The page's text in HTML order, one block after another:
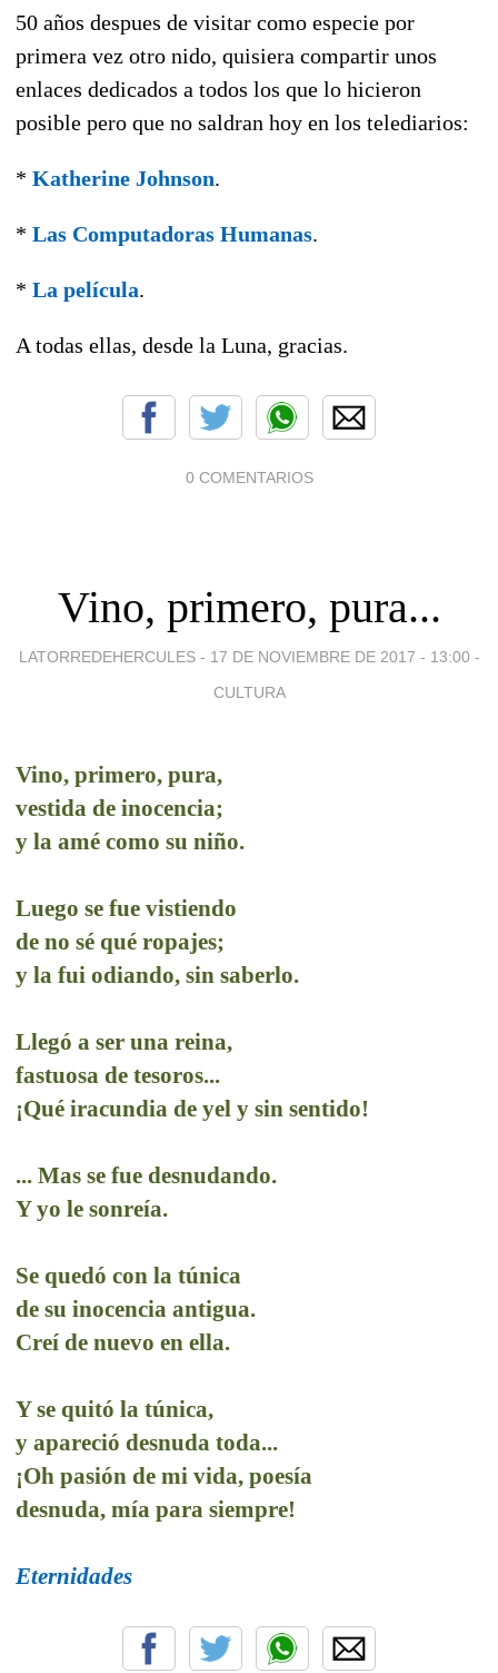
50 años despues de visitar como especie por
primera vez otro nido, quisiera compartir unos
enlaces dedicados a todos los que lo hicieron
posible pero que no saldran hoy en los telediarios:
* Katherine Johnson.
* Las Computadoras Humanas.
* La película.
A todas ellas, desde la Luna, gracias.
0 COMENTARIOS
Vino, primero, pura...
LATORREDEHERCULES - 17 DE NOVIEMBRE DE 2017 - 13:00 -
CULTURA
Vino, primero, pura,
vestida de inocencia;
y la amé como su niño.
Luego se fue vistiendo
de no sé qué ropajes;
y la fui odiando, sin saberlo.
Llegó a ser una reina,
fastuosa de tesoros...
¡Qué iracundia de yel y sin sentido!
... Mas se fue desnudando.
Y yo le sonreía.
Se quedó con la túnica
de su inocencia antigua.
Creí de nuevo en ella.
Y se quitó la túnica,
y apareció desnuda toda...
¡Oh pasión de mi vida, poesía
desnuda, mía para siempre!
Eternidades